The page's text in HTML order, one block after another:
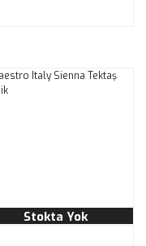
Stokta Yok